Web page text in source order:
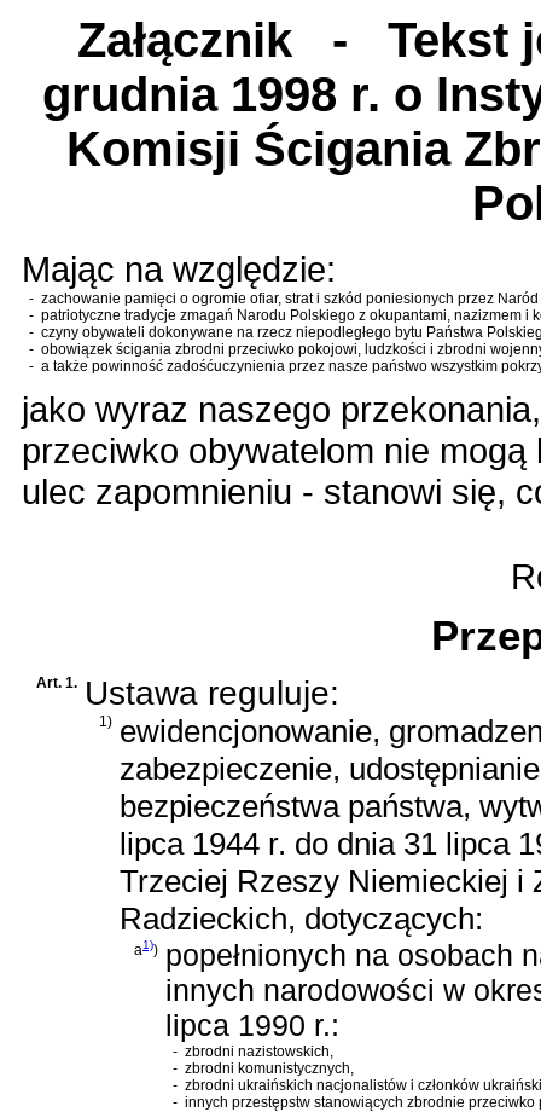
Załącznik- Tekst
grudnia 1998 r. o
Komisji Ścigania
Mając na względzie:
- zachowanie pamięci o ogromie ofiar, strat i szkód poniesionych przez
- patriotyczne tradycje zmagań Narodu Polskiego z okupantami, nazizmem i
- czyny obywateli dokonywane na rzecz niepodległego bytu Państwa
- obowiązek ścigania zbrodni przeciwko pokojowi, ludzkości i zbrodni
- a także powinność zadośćuczynienia przez nasze państwo wszystkim
jako wyraz naszego
przeciwko obywatelom nie
ulec zapomnieniu - stanowi się,
Art. 1. Ustawa reguluje:
1) ewidencjonowanie,
zabezpieczenie,
bezpieczeństwa państwa,
lipca 1944 r. do dnia 31 lipca
Trzeciej Rzeszy Niemieckiej i
Radzieckich, dotyczących:
a1)) popełnionych na osobach
innych narodowości w
lipca 1990 r.:
- zbrodni nazistowskich,
- zbrodni komunistycznych,
- zbrodni ukraińskich nacjonalistów i członków
- innych przestępstw stanowiących zbrodnie